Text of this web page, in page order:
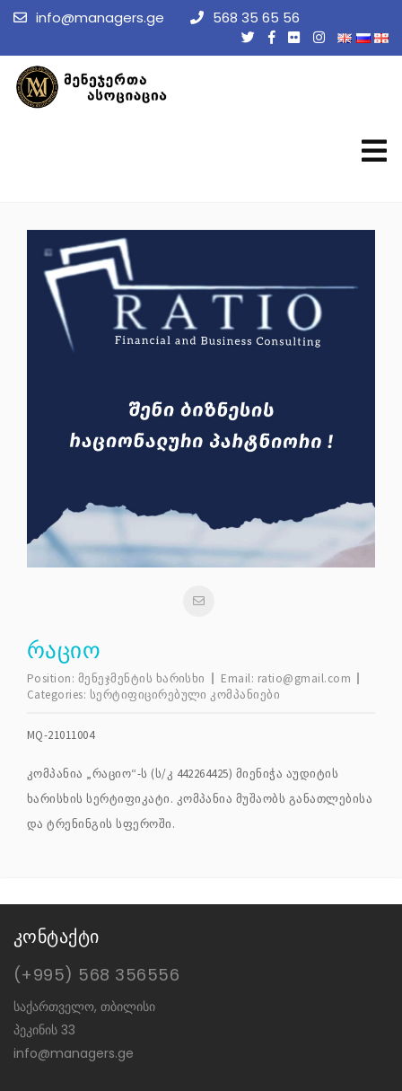
info@managers.ge 568 35 65 56
ᲠᲐᲪᲘᲝ
Position: მენეჯმენტის ხარისხი Email: ratio@gmail.com
Categories: სერტიფიცირებული კომპანიები
MQ-21011004
კომპანია „რაციო“-ს (ს/კ 442264425) მიენიჭა აუდიტის
ხარისხის სერტიფიკატი. კომპანია მუშაობს განათლებისა
და ტრენინგის სფეროში.
კონტაქტი
(+995) 568 356556
საქართველო, თბილისი
პეკინის 33
info@managers.ge